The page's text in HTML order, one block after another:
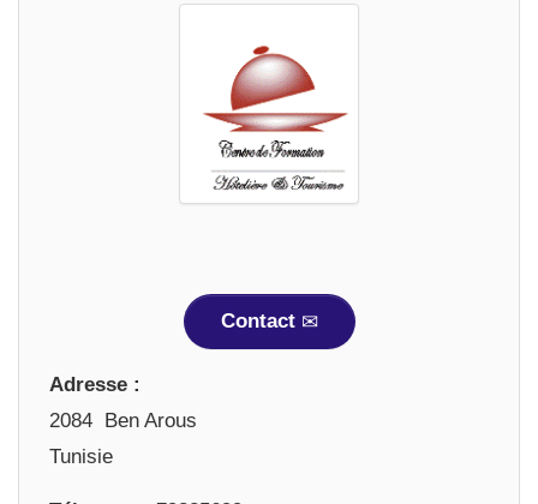
Contact
Adresse :
2084 Ben Arous
Tunisie